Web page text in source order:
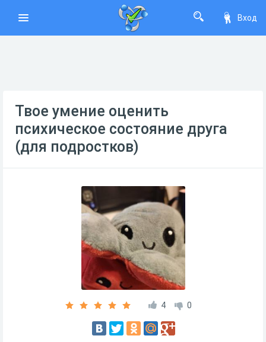
Вход
Твое умение оценить
психическое состояние друга
(для подростков)
4 0